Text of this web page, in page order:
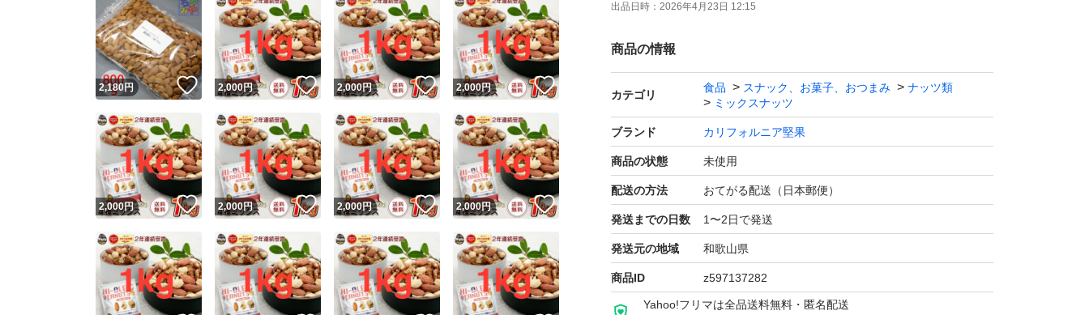
など
【商品の特徴】
香ばしさと新鮮さが長持ちするアメリカ産ハイオレイックピーナ
ッツ使用、油・食塩・保存料 不使用で添加物を使わず、ナッツ本
来の味わい。サクッとした食感と自然な甘み。
賞味期限 2027.7.21
発送は商品をそのまま宅配用のビニール袋に入れ、ゆうパケット
ポストにて発送いたします。
出品日時： 2026年4月23日 12:15
商品の情報
カテゴリ
食品 スナック、お菓子、おつまみ
ナッツ類
ミックスナッツ
ブランド カリフォルニア堅果
商品の状態 未使用
配送の方法 おてがる配送（日本郵便）
発送までの日数 1〜2日で発送
発送元の地域 和歌山県
商品ID z597137282
Yahoo!フリマは全品送料無料・匿名配送
2,180円 いいね！
2,000円 いいね！
2,000円 いいね！
2,000円 いいね！
2,000円 いいね！
2,000円 いいね！
2,000円 いいね！
2,000円 いいね！